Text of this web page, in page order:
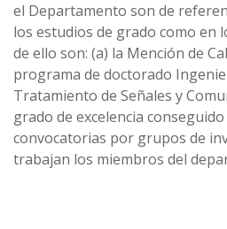
el Departamento son de
los estudios de grado como en
de ello son: (a) la Mención de
programa de doctorado
Tratamiento de Señales y
grado de excelencia
convocatorias por grupos de
trabajan los miembros del